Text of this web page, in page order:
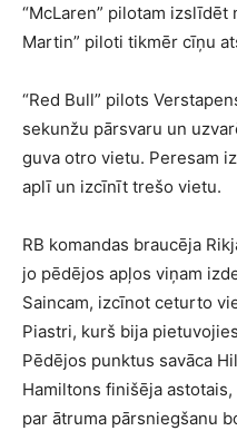
“McLaren” pilotam izslīdēt
Martin” piloti tikmēr cīņu
“Red Bull” pilots
sekunžu pārsvaru un
guva otro vietu. Peresam
aplī un izcīnīt trešo vietu.
RB komandas braucēja
jo pēdējos apļos viņam
Saincam, izcīnot ceturto
Piastri, kurš bija
Pēdējos punktus savāca
Hamiltons finišēja
par ātruma pārsniegšanu